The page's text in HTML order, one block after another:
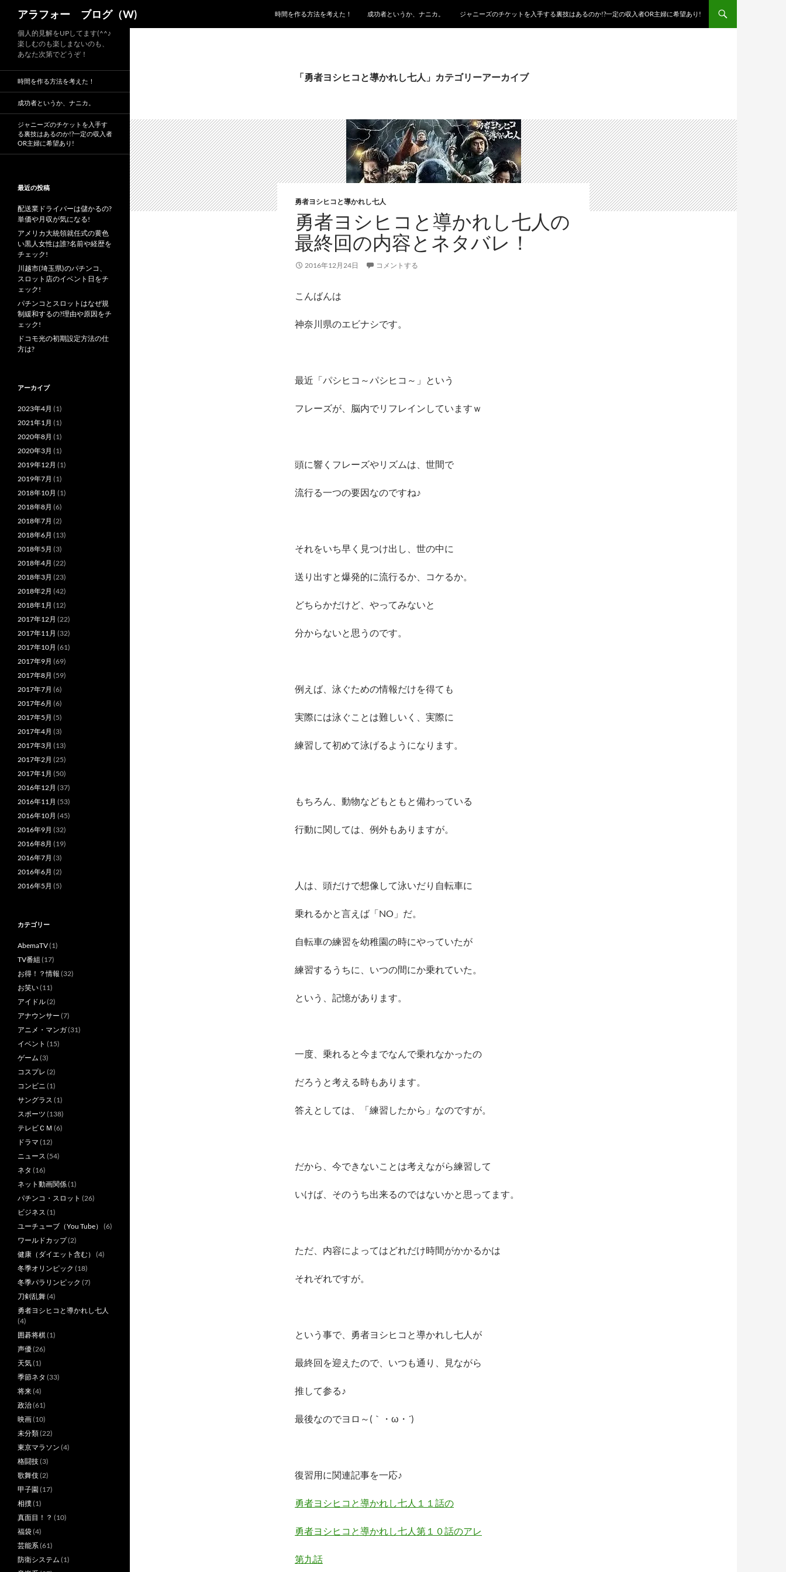
ツ
アラフォー ブログ（W) 時間を作る方法を考えた！ 成功者というか、ナニカ。 ジャニーズのチケットを入手する裏技はあるのか!?一定の収入者OR主婦に希望あり!
「勇者ヨシヒコと導かれし七人」カテゴリーアーカイブ
勇者ヨシヒコと導かれし七人
勇者ヨシヒコと導かれし七人の
最終回の内容とネタバレ！
2016年12月24日 コメントする
こんばんは
神奈川県のエビナシです。
最近「パシヒコ～パシヒコ～」という
フレーズが、脳内でリフレインしていますｗ
頭に響くフレーズやリズムは、世間で
流行る一つの要因なのですね♪
それをいち早く見つけ出し、世の中に
送り出すと爆発的に流行るか、コケるか。
どちらかだけど、やってみないと
分からないと思うのです。
例えば、泳ぐための情報だけを得ても
実際には泳ぐことは難しいく、実際に
練習して初めて泳げるようになります。
もちろん、動物などもともと備わっている
行動に関しては、例外もありますが。
人は、頭だけで想像して泳いだり自転車に
乗れるかと言えば「NO」だ。
自転車の練習を幼稚園の時にやっていたが
練習するうちに、いつの間にか乗れていた。
という、記憶があります。
一度、乗れると今までなんで乗れなかったの
だろうと考える時もあります。
答えとしては、「練習したから」なのですが。
だから、今できないことは考えながら練習して
いけば、そのうち出来るのではないかと思ってます。
ただ、内容によってはどれだけ時間がかかるかは
それぞれですが。
という事で、勇者ヨシヒコと導かれし七人が
最終回を迎えたので、いつも通り、見ながら
推して参る♪
最後なのでヨロ～(｀・ω・´)ゞ
復習用に関連記事を一応♪
勇者ヨシヒコと導かれし七人１１話の
勇者ヨシヒコと導かれし七人第１０話のアレ
第九話
個人的見解をUPしてます(^^♪
楽しむのも楽しまないのも、
あなた次第でどうぞ！
時間を作る方法を考えた！
成功者というか、ナニカ。
ジャニーズのチケットを入手す
る裏技はあるのか!?一定の収入者
OR主婦に希望あり!
最近の投稿
配送業ドライバーは儲かるの?
単価や月収が気になる!
アメリカ大統領就任式の黄色
い黒人女性は誰?名前や経歴を
チェック!
川越市(埼玉県)のパチンコ、
スロット店のイベント日をチ
ェック!
パチンコとスロットはなぜ規
制緩和するの?理由や原因をチ
ェック!
ドコモ光の初期設定方法の仕
方は?
アーカイブ
2023年4月 (1)
2021年1月 (1)
2020年8月 (1)
2020年3月 (1)
2019年12月 (1)
2019年7月 (1)
2018年10月 (1)
2018年8月 (6)
2018年7月 (2)
2018年6月 (13)
2018年5月 (3)
2018年4月 (22)
2018年3月 (23)
2018年2月 (42)
2018年1月 (12)
2017年12月 (22)
2017年11月 (32)
2017年10月 (61)
2017年9月 (69)
2017年8月 (59)
2017年7月 (6)
2017年6月 (6)
2017年5月 (5)
2017年4月 (3)
2017年3月 (13)
2017年2月 (25)
2017年1月 (50)
2016年12月 (37)
2016年11月 (53)
2016年10月 (45)
2016年9月 (32)
2016年8月 (19)
2016年7月 (3)
2016年6月 (2)
2016年5月 (5)
カテゴリー
AbemaTV(1)
TV番組 (17)
お得！？情報 (32)
お笑い(11)
アイドル(2)
アナウンサー (7)
アニメ・マンガ(31)
イベント (15)
ゲーム (3)
コスプレ (2)
コンビニ (1)
サングラス (1)
スポーツ (138)
テレビＣＭ (6)
ドラマ (12)
ニュース (54)
ネタ (16)
ネット動画関係(1)
パチンコ・スロット (26)
ビジネス (1)
ユーチューブ（You Tube） (6)
ワールドカップ(2)
健康（ダイエット含む） (4)
冬季オリンピック (18)
冬季パラリンピック (7)
刀剣乱舞(4)
勇者ヨシヒコと導かれし七人
(4)
囲碁将棋(1)
声優(26)
天気(1)
季節ネタ (33)
将来(4)
政治(61)
映画(10)
未分類(22)
東京マラソン (4)
格闘技(3)
歌舞伎(2)
甲子園 (17)
相撲(1)
真面目！？ (10)
福袋(4)
芸能系(61)
防衛システム (1)